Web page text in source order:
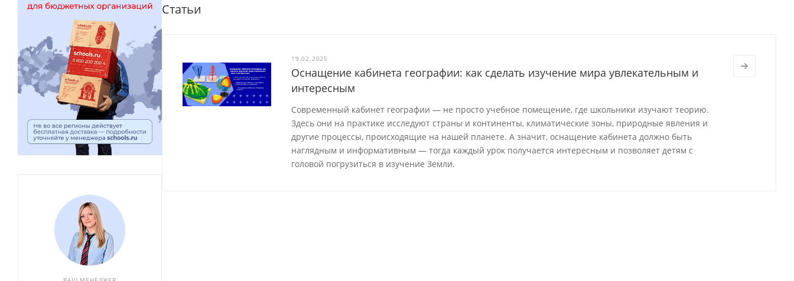
Статьи
19.02.2025
Оснащение кабинета географии: как сделать изучение мира увлекательным и
интересным
Современный кабинет географии — не просто учебное помещение, где школьники изучают теорию.
Здесь они на практике исследуют страны и континенты, климатические зоны, природные явления и
другие процессы, происходящие на нашей планете. А значит, оснащение кабинета должно быть
наглядным и информативным — тогда каждый урок получается интересным и позволяет детям с
головой погрузиться в изучение Земли.